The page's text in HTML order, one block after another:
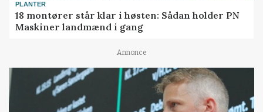
PLANTER
18 montører står klar i høsten: Sådan holder PN
Maskiner landmænd i gang
Annonce